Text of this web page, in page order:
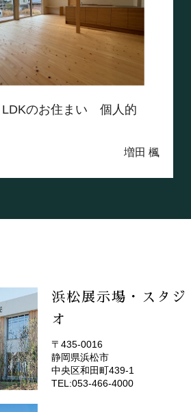
LDKのお住まい 個人的
増田 楓
浜松展示場・スタジ
オ
(EMOTOP浜松)
〒435-0016
静岡県浜松市
中央区和田町439-1
TEL:053-466-4000